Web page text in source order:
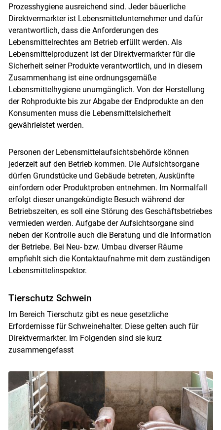
Skip to main content
Prozesshygiene ausreichend sind. Jeder bäuerliche
Direktvermarkter ist Lebensmittelunternehmer und dafür
verantwortlich, dass die Anforderungen des
Lebensmittelrechtes am Betrieb erfüllt werden. Als
Lebensmittelproduzent ist der Direktvermarkter für die
Sicherheit seiner Produkte verantwortlich, und in diesem
Zusammenhang ist eine ordnungsgemäße
Lebensmittelhygiene unumgänglich. Von der Herstellung
der Rohprodukte bis zur Abgabe der Endprodukte an den
Konsumenten muss die Lebensmittelsicherheit
gewährleistet werden.
Personen der Lebensmittelaufsichtsbehörde können
jederzeit auf den Betrieb kommen. Die Aufsichtsorgane
dürfen Grundstücke und Gebäude betreten, Auskünfte
einfordern oder Produktproben entnehmen. Im Normalfall
erfolgt dieser unangekündigte Besuch während der
Betriebszeiten, es soll eine Störung des Geschäftsbetriebes
vermieden werden. Aufgabe der Aufsichtsorgane sind
neben der Kontrolle auch die Beratung und die Information
der Betriebe. Bei Neu- bzw. Umbau diverser Räume
empfiehlt sich die Kontaktaufnahme mit dem zuständigen
Lebensmittelinspektor.
Tierschutz Schwein
Im Bereich Tierschutz gibt es neue gesetzliche
Erfordernisse für Schweinehalter. Diese gelten auch für
Direktvermarkter. Im Folgenden sind sie kurz
zusammengefasst